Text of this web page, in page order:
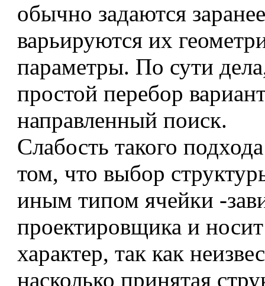
обычно задаются
варьируются их
параметры. По сути
простой перебор
направленный поиск.
Слабость такого
том, что выбор
иным типом ячейки -
проектировщика и
характер, так как
насколько принятая